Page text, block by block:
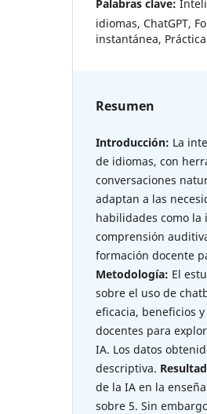
Palabras clave:
idiomas, ChatGPT,
instantánea,
Resumen
Introducción: La
de idiomas, con
conversaciones
adaptan a las
habilidades como la
comprensión
formación docente
Metodología: El
sobre el uso de
eficacia, beneficios
docentes para
IA. Los datos
descriptiva.
de la IA en la
sobre 5. Sin